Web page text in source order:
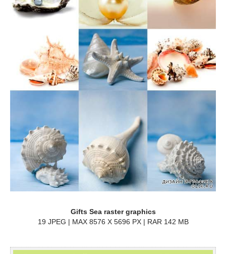
Gifts Sea raster graphics
19 JPEG | MAX 8576 X 5696 PX | RAR 142 MB